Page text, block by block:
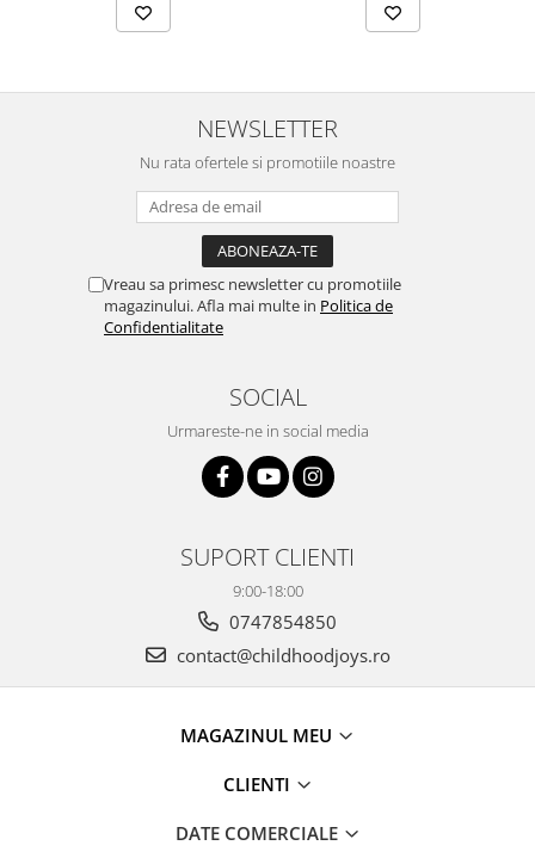
NEWSLETTER
Nu rata ofertele si promotiile noastre
Vreau sa primesc newsletter cu promotiile
magazinului. Afla mai multe in Politica de
Confidentialitate
SOCIAL
Urmareste-ne in social media
SUPORT CLIENTI
9:00-18:00
0747854850
contact@childhoodjoys.ro
MAGAZINUL MEU
CLIENTI
DATE COMERCIALE